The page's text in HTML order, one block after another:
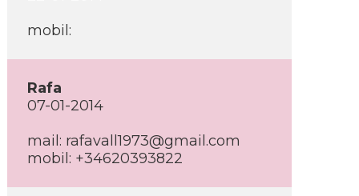
mobil:
Rafa
07-01-2014
mail: rafavall1973@gmail.com
mobil: +34620393822